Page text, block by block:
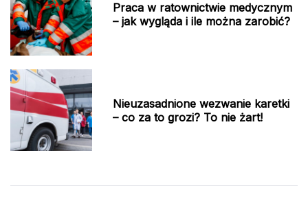
Praca w ratownictwie medycznym
– jak wygląda i ile można zarobić?
Nieuzasadnione wezwanie karetki
– co za to grozi? To nie żart!